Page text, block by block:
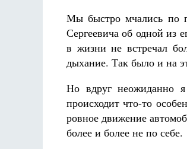
Мы быстро мчались по
Сергеевича об одной из
в жизни не встречал
дыхание. Так было и на
Но вдруг неожиданно
происходит что-то
ровное движение
более и более не по себе.